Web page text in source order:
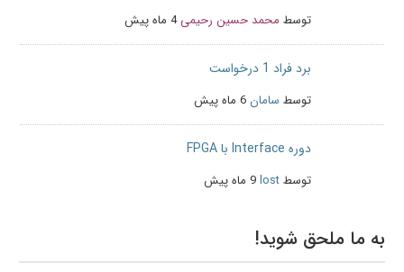
توسط محمد حسین رحیمی4 ماه پیش
برد فراد 1 درخواست
توسط سامان6 ماه پیش
دوره Interface با FPGA
توسطlost9 ماه پیش
به ما ملحق شوید!